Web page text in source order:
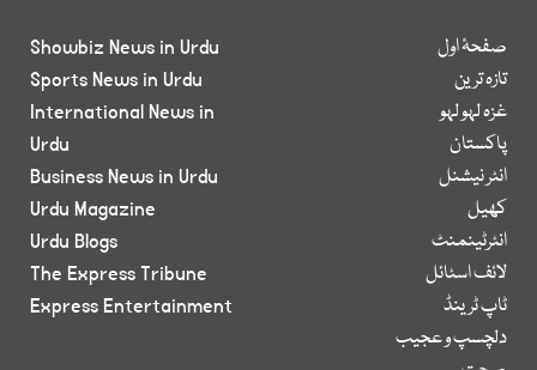
صفحۂ اول
تازہ ترین
غزہ لہو لہو
پاکستان
انٹر نیشنل
کھیل
انٹرٹینمنٹ
لائف اسٹائل
ٹاپ ٹرینڈ
دلچسپ و عجیب
Showbiz News in Urdu
Sports News in Urdu
International News in
Urdu
Business News in Urdu
Urdu Magazine
Urdu Blogs
The Express Tribune
Express Entertainment